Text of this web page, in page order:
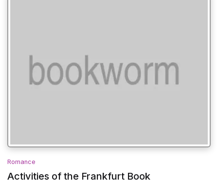
Romance
Activities of the Frankfurt Book